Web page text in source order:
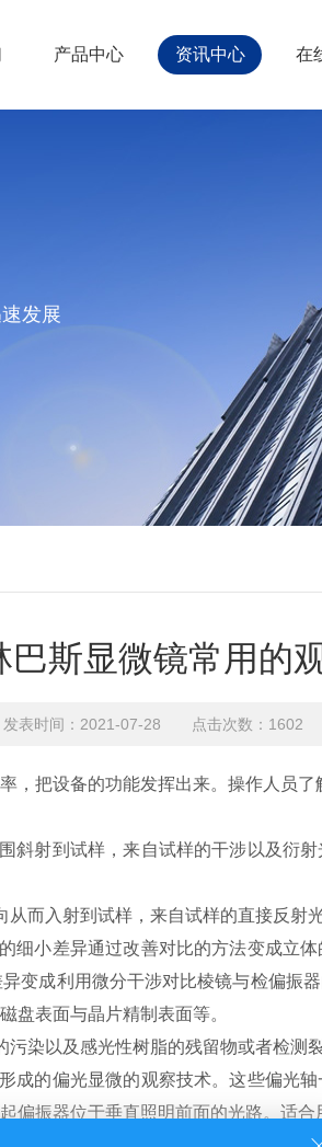
产品中心 资讯中心 在
发展
巴斯显微镜常用的
发表时间：2021-07-28 点击次数：1602
设备的功能发挥出来。操作人员了
射到试样，来自试样的干涉以及衍
入射到试样，来自试样的直接反射光
小差异通过改善对比的方法变成立
变成利用微分干涉对比棱镜与检偏振
盘表面与晶片精制表面等。
染以及感光性树脂的残留物或者检测裂
的偏光显微的观察技术。这些偏光
振器位于垂直照明前面的光路。适